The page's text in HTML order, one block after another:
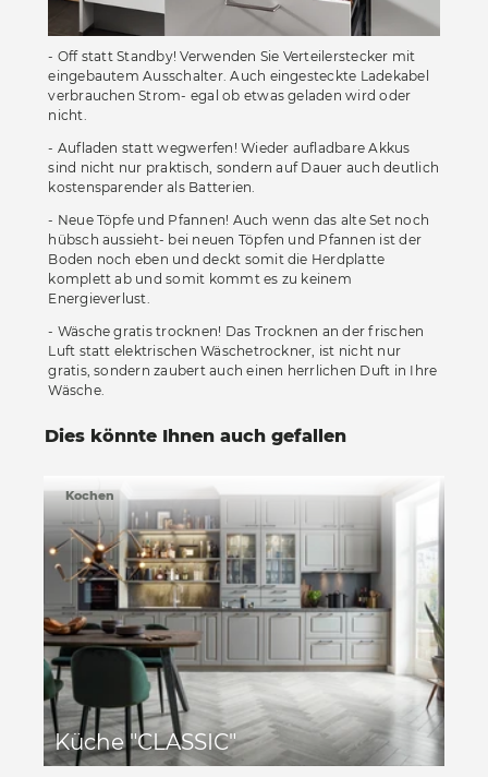
- Off statt Standby! Verwenden Sie Verteilerstecker mit
eingebautem Ausschalter. Auch eingesteckte Ladekabel
verbrauchen Strom- egal ob etwas geladen wird oder
nicht.
- Aufladen statt wegwerfen! Wieder aufladbare Akkus
sind nicht nur praktisch, sondern auf Dauer auch deutlich
kostensparender als Batterien.
- Neue Töpfe und Pfannen! Auch wenn das alte Set noch
hübsch aussieht- bei neuen Töpfen und Pfannen ist der
Boden noch eben und deckt somit die Herdplatte
komplett ab und somit kommt es zu keinem
Energieverlust.
- Wäsche gratis trocknen! Das Trocknen an der frischen
Luft statt elektrischen Wäschetrockner, ist nicht nur
gratis, sondern zaubert auch einen herrlichen Duft in Ihre
Wäsche.
Dies könnte Ihnen auch gefallen
Küche "CLASSIC"
Kochen